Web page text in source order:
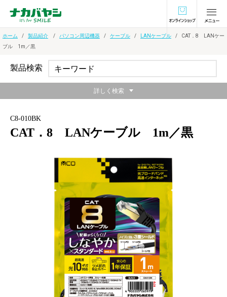
オンラインショ
ホーム 製品紹介 パソコン周辺機器 ケーブル LANケーブル
CAT．8 LANケー
ブル 1m／黒
C8-010BK
CAT．8 LANケーブル 1m／黒
次世代の40GBASE-T対応
メーカー希望小売価格：
+ 税
40Gbps（40GBASE-T)対応
高いノイズ耐性を実現する三重シールドケーブル採用
製品検索
詳しく検索